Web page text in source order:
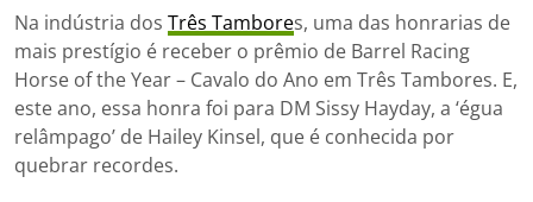
Na indústria dos Três Tambores, uma das honrarias de
mais prestígio é receber o prêmio de Barrel Racing
Horse of the Year – Cavalo do Ano em Três Tambores. E,
este ano, essa honra foi para DM Sissy Hayday, a ‘égua
relâmpago’ de Hailey Kinsel, que é conhecida por
quebrar recordes.